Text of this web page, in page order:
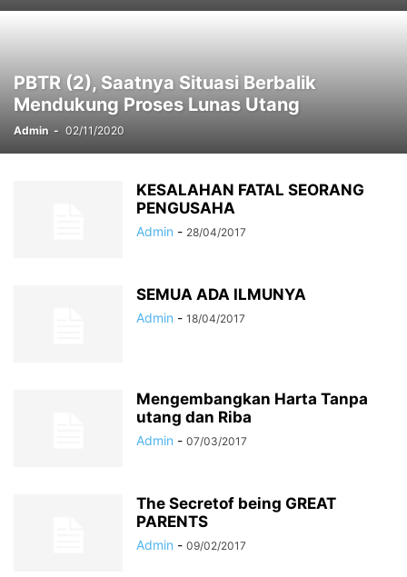
PBTR (2), Saatnya Situasi Berbalik
Mendukung Proses Lunas Utang
Admin - 02/11/2020
KESALAHAN FATAL SEORANG
PENGUSAHA
Admin - 28/04/2017
SEMUA ADA ILMUNYA
Admin - 18/04/2017
Mengembangkan Harta Tanpa
utang dan Riba
Admin - 07/03/2017
The Secretof being GREAT
PARENTS
Admin - 09/02/2017